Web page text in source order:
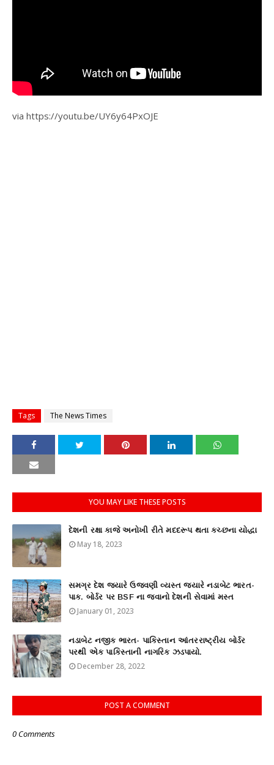
via https://youtu.be/UY6y64PxOJE
Tags The News Times
YOU MAY LIKE THESE POSTS
દેશની રક્ષા કાજે અનોખી રીતે મદદરૂપ થતા કચ્છના યોદ્ધા
May 18, 2023
સમગ્ર દેશ જ્યારે ઉજવણી વ્યસ્ત જ્યારે નડાબેટ ભારત-
પાક. બોર્ડર પર BSF ના જવાનો દેશની સેવામાં મસ્ત
January 01, 2023
નડાબેટ નજીક ભારત- પાકિસ્તાન આંતરરાષ્ટ્રીય બોર્ડર
પરથી એક પાકિસ્તાની નાગરિક ઝડપાયો.
December 28, 2022
POST A COMMENT
0 Comments